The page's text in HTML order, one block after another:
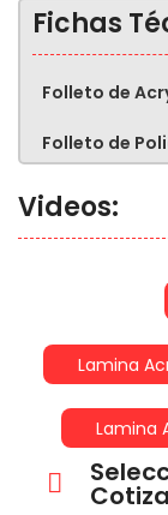
Fichas
Folleto de
Folleto de
Videos:
Lamina
Lamina